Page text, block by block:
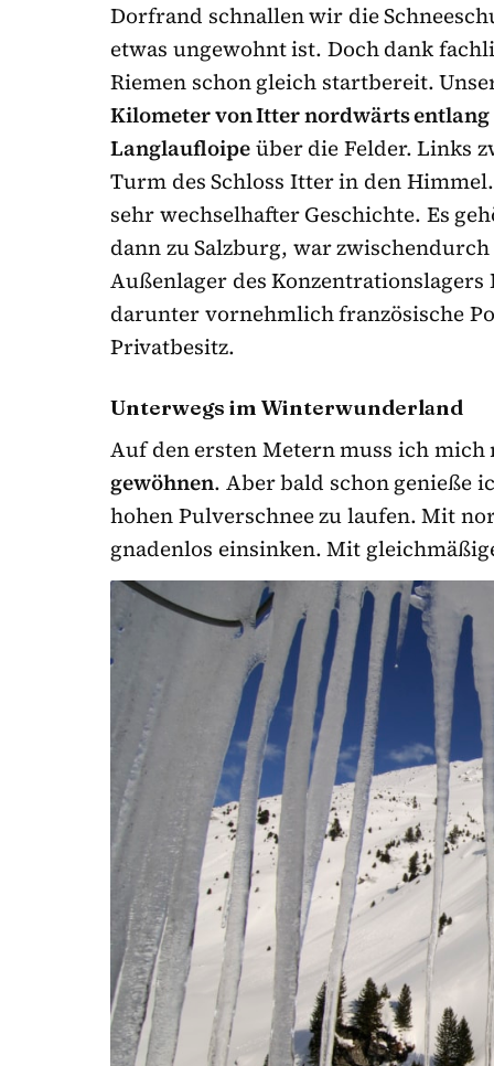
Dorfrand schnallen wir die
etwas ungewohnt ist. Doch dank
Riemen schon gleich startbereit.
Kilometer von Itter nordwärts entlang
Langlaufloipeüber die Felder. Links
Turm des Schloss Itter in den
sehr wechselhafter Geschichte. Es
dann zu Salzburg, war
Außenlager des
darunter vornehmlich französische
Privatbesitz.
Unterwegs im Winterwunderland
Auf den ersten Metern muss ich mich
gewöhnen. Aber bald schon genieße
hohen Pulverschnee zu laufen. Mit
gnadenlos einsinken. Mit